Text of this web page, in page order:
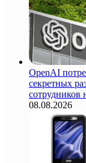
OpenAI
секретных
сотрудников
08.08.2026